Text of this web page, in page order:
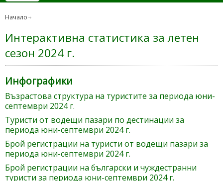
Начало
Интерактивна статистика за летен
сезон 2024 г.
Инфографики
Възрастова структура на туристите за периода юни-
септември 2024 г.
Туристи от водещи пазари по дестинации за
периода юни-септември 2024 г.
Брой регистрации на туристи от водещи пазари за
периода юни-септември 2024 г.
Брой регистрации на български и чуждестранни
туристи за периода юни-септември 2024 г.